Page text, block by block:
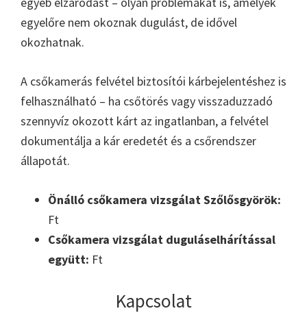
egyelőre nem okoznak dugulást, de idővel
okozhatnak.
A csőkamerás felvétel biztosítói kárbejelentéshez is
felhasználható – ha csőtörés vagy visszaduzzadó
szennyvíz okozott kárt az ingatlanban, a felvétel
dokumentálja a kár eredetét és a csőrendszer
állapotát.
Önálló csőkamera vizsgálat Szőlősgyörök:
Ft
Csőkamera vizsgálat duguláselhárítással
együtt: Ft
Kapcsolat